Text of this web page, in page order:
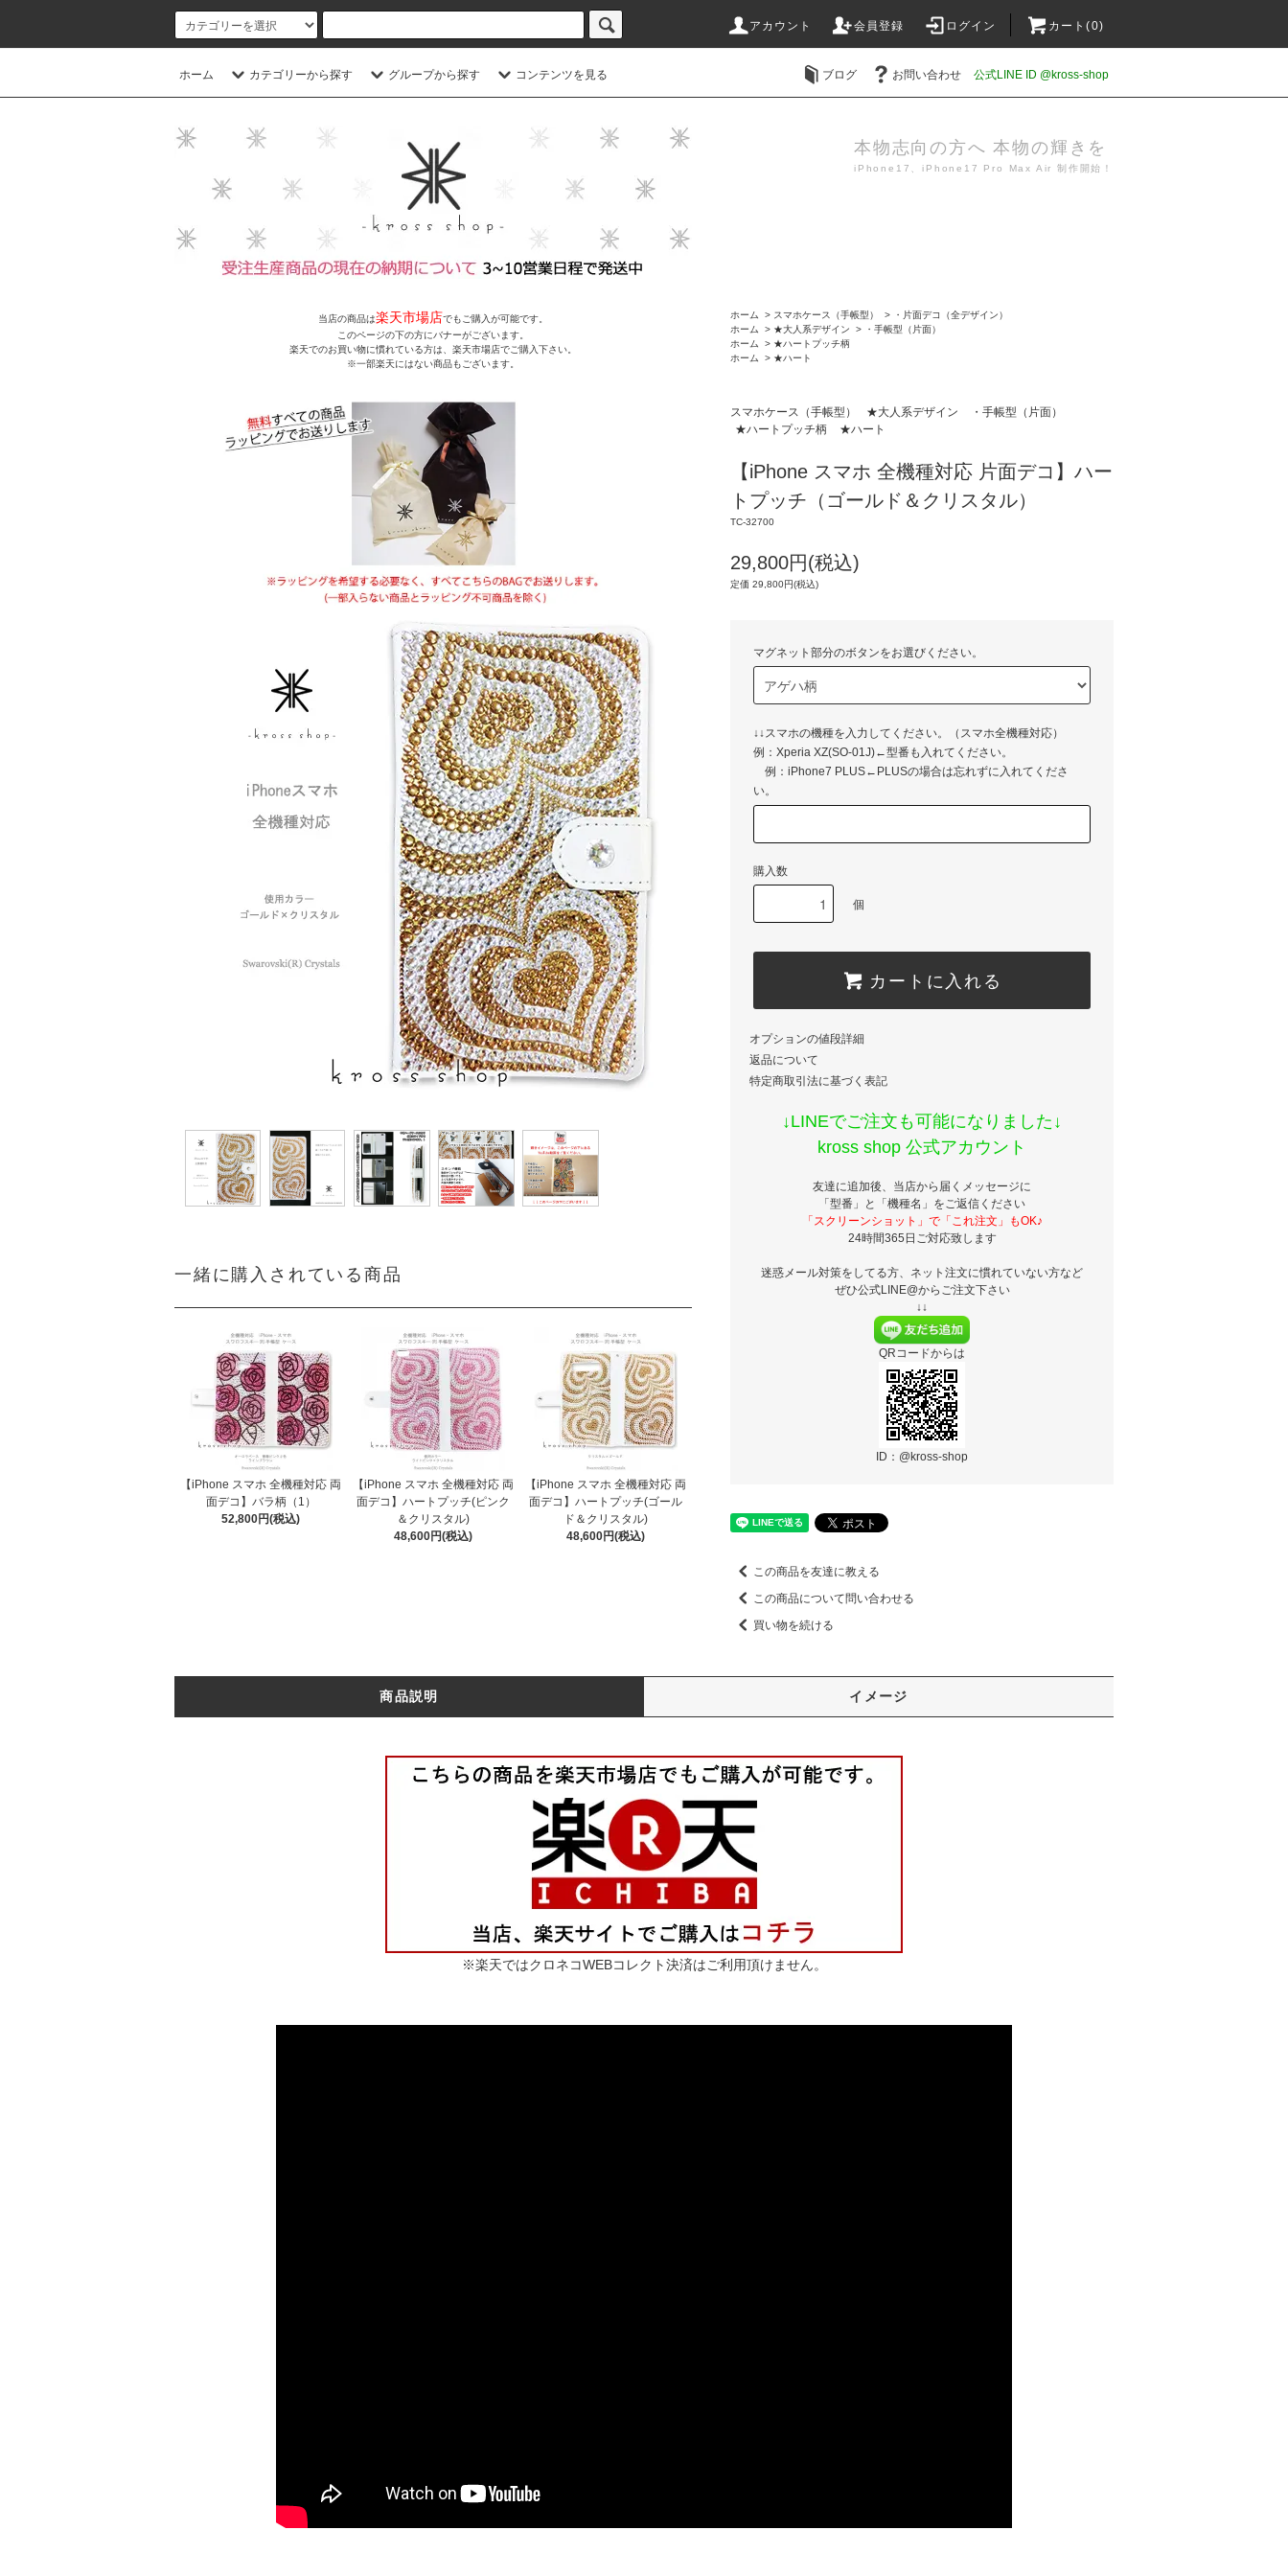
アカウント 会員登録 ログイン カート(0)
ホーム カテゴリーから探す グループから探す コンテンツを見る ブログ お問い合わせ 公式LINE ID @kross-shop
本物志向の方へ 本物の輝きを
iPhone17、iPhone17 Pro Max Air 制作開始！
当店の商品は楽天市場店でもご購入が可能です。
このページの下の方にバナーがございます。
楽天でのお買い物に慣れている方は、楽天市場店でご購入下さい。
※一部楽天にはない商品もございます。
一緒に購入されている商品
【iPhone スマホ 全機種対応 両
面デコ】バラ柄（1）
52,800円(税込)
【iPhone スマホ 全機種対応 両
面デコ】ハートプッチ(ピンク
＆クリスタル)
48,600円(税込)
【iPhone スマホ 全機種対応 両
面デコ】ハートプッチ(ゴール
ド＆クリスタル)
48,600円(税込)
ホーム > スマホケース（手帳型） >
・片面デコ（全デザイン）
ホーム
> ★大人系デザイン >
・手帳型（片面）
ホーム
> ★ハートプッチ柄
ホーム
> ★ハート
スマホケース（手帳型） ★大人系デザイン
・手帳型（片面）
★ハートプッチ柄
★ハート
【iPhone スマホ 全機種対応 片面デコ】ハー
トプッチ（ゴールド＆クリスタル）
TC-32700
29,800円(税込)
定価 29,800円(税込)
マグネット部分のボタンをお選びください。
↓↓スマホの機種を入力してください。（スマホ全機種対応）
例：Xperia XZ(SO-01J)←型番も入れてください。
例：iPhone7 PLUS←PLUSの場合は忘れずに入れてくださ
い。
購入数
個
カートに入れる
オプションの値段詳細
返品について
特定商取引法に基づく表記
↓LINEでご注文も可能になりました↓
kross shop 公式アカウント
友達に追加後、当店から届くメッセージに
「型番」と「機種名」をご返信ください
「スクリーンショット」で「これ注文」もOK♪
24時間365日ご対応致します
迷惑メール対策をしてる方、ネット注文に慣れていない方など
ぜひ公式LINE@からご注文下さい
↓↓
QRコードからは
ID：@kross-shop
この商品を友達に教える
この商品について問い合わせる
買い物を続ける
商品説明 イメージ
※楽天ではクロネコWEBコレクト決済はご利用頂けません。